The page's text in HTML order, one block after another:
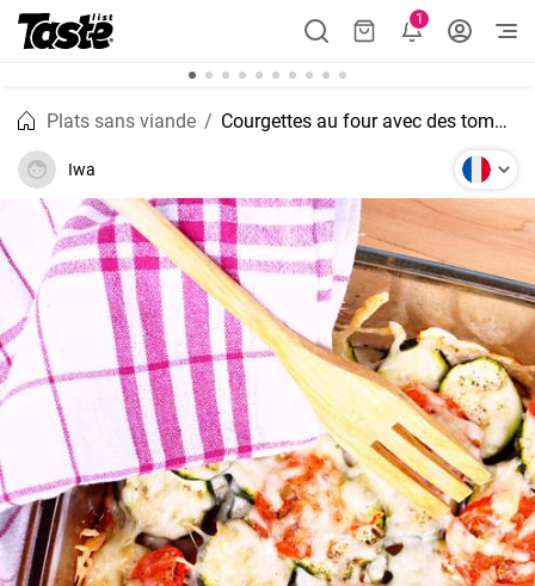
1
Plats sans viande Courgettes au four avec des tomates
Iwa